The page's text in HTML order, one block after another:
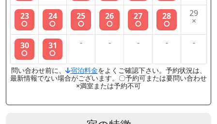
23
○
24
○
25
○
26
○
27
○
28
○
29
×
30
○
31
○
- - - - -
問い合わせ前に、 宿泊料金をよくご確認下さい。予約状況は、
最新情報でない場合がございます。〇予約可または要問い合わせ
×満室または予約不可